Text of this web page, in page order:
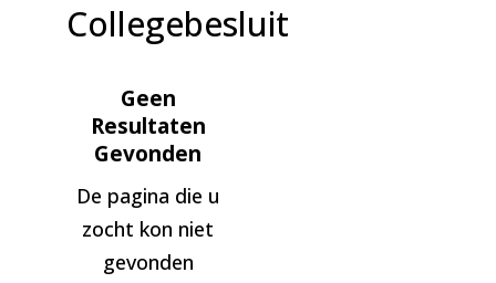
Collegebesluit
Geen
Resultaten
Gevonden
De pagina die u
zocht kon niet
gevonden